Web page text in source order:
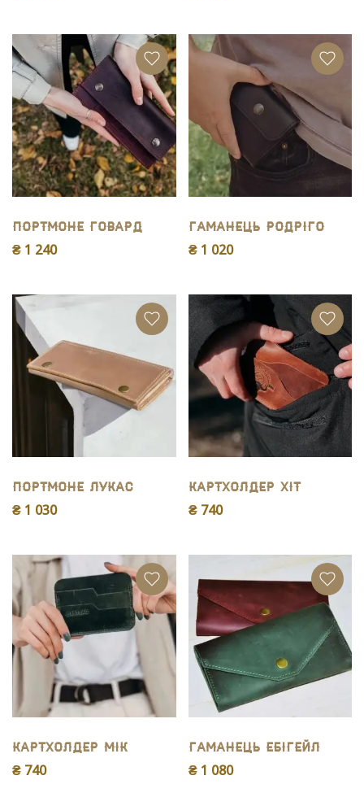
Портмоне Говард
₴ 1 240
Гаманець Родріго
₴ 1 020
Портмоне Лукас
₴ 1 030
Картхолдер Хіт
₴ 740
Картхолдер Мік
₴ 740
Гаманець Ебігейл
₴ 1 080